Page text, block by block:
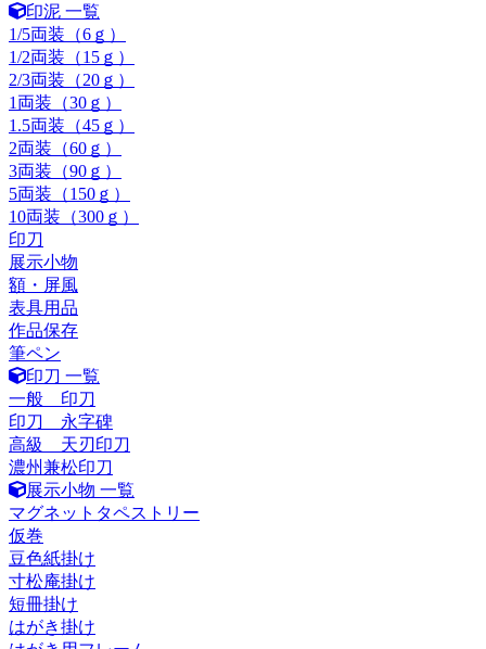
印泥 一覧
1/5両装（6ｇ）
1/2両装（15ｇ）
2/3両装（20ｇ）
1両装（30ｇ）
1.5両装（45ｇ）
2両装（60ｇ）
3両装（90ｇ）
5両装（150ｇ）
10両装（300ｇ）
印刀
展示小物
額・屏風
表具用品
作品保存
筆ペン
印刀 一覧
一般 印刀
印刀 永字碑
高級 天刃印刀
濃州兼松印刀
展示小物 一覧
マグネットタペストリー
仮巻
豆色紙掛け
寸松庵掛け
短冊掛け
はがき掛け